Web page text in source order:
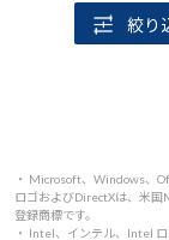
絞り
・ Microsoft、Windows、
ロゴおよびDirectXは、米
登録商標です。
・ Intel、インテル、Intel